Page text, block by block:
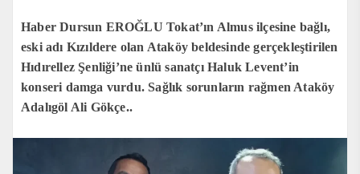
Haber Dursun EROĞLU Tokat’ın Almus ilçesine bağlı,
eski adı Kızıldere olan Ataköy beldesinde gerçekleştirilen
Hıdırellez Şenliği’ne ünlü sanatçı Haluk Levent’in
konseri damga vurdu. Sağlık sorunların rağmen Ataköy
Adalıgöl Ali Gökçe..